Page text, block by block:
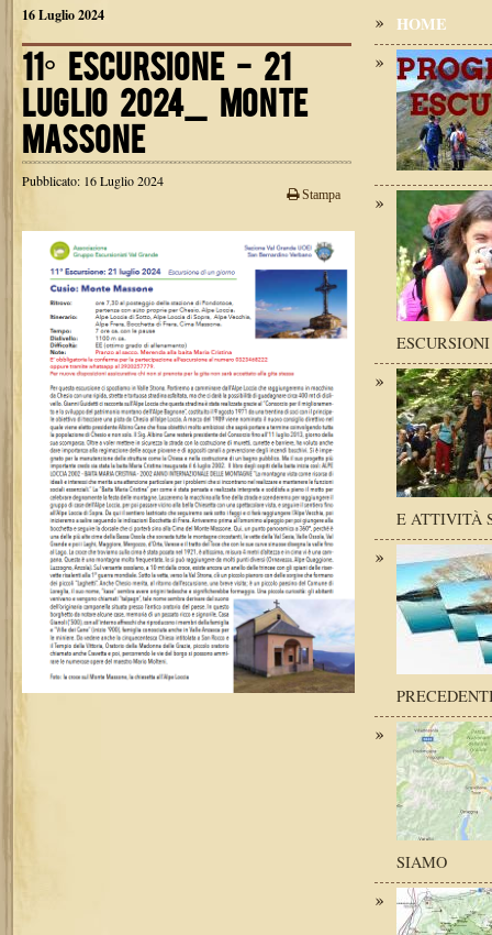
16 Luglio 2024
11° ESCURSIONE - 21
LUGLIO 2024_ MONTE
MASSONE
Pubblicato: 16 Luglio 2024
Stampa
HOME
ESCURSIONI
E ATTIVITÀ
SIAMO